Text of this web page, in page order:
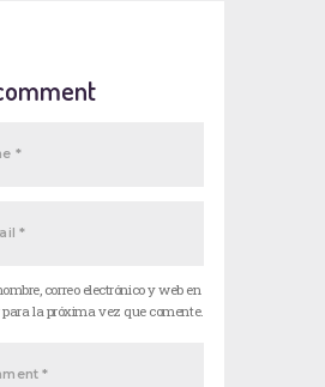
correo electrónico y web en
la próxima vez que comente.